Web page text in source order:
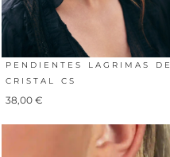
PENDIENTES LAGRIMAS DE
CRISTAL CS
38,00 €